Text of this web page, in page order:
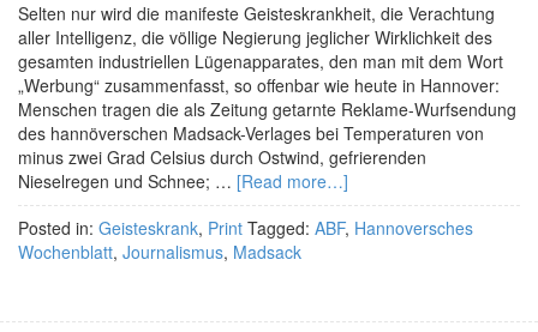
Selten nur wird die manifeste Geisteskrankheit, die Verachtung
aller Intelligenz, die völlige Negierung jeglicher Wirklichkeit des
gesamten industriellen Lügenapparates, den man mit dem Wort
„Werbung“ zusammenfasst, so offenbar wie heute in Hannover:
Menschen tragen die als Zeitung getarnte Reklame-Wurfsendung
des hannöverschen Madsack-Verlages bei Temperaturen von
minus zwei Grad Celsius durch Ostwind, gefrierenden
Nieselregen und Schnee; … [Read more…]
Posted in: Geisteskrank, Print Tagged: ABF, Hannoversches
Wochenblatt, Journalismus, Madsack